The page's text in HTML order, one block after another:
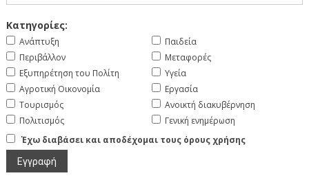
Κατηγορίες:
Ανάπτυξη
Περιβάλλον
Εξυπηρέτηση του Πολίτη
Αγροτική Οικονομία
Τουρισμός
Πολιτισμός
Παιδεία
Μεταφορές
Υγεία
Εργασία
Ανοικτή διακυβέρνηση
Γενική ενημέρωση
Έχω διαβάσει και αποδέχομαι τους όρους χρήσης